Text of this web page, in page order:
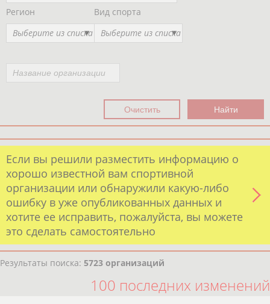
Регион
Выберите из списка
Вид спорта
Выберите из списка
Если вы решили разместить информацию о
хорошо известной вам спортивной
организации или обнаружили какую-либо
ошибку в уже опубликованных данных и
хотите ее исправить, пожалуйста, вы можете
это сделать самостоятельно
Результаты поиска: 5723 организаций
100 последних изменений